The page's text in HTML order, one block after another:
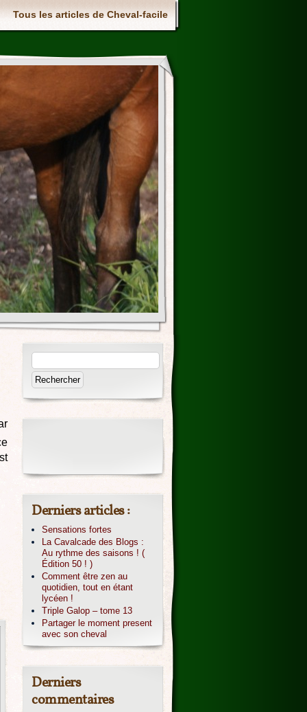
Tous les articles de Cheval-facile
Derniers articles :
Sensations fortes
La Cavalcade des Blogs :
Au rythme des saisons ! (
Édition 50 ! )
Comment être zen au
quotidien, tout en étant
lycéen !
Triple Galop – tome 13
Partager le moment present
avec son cheval
Derniers
commentaires